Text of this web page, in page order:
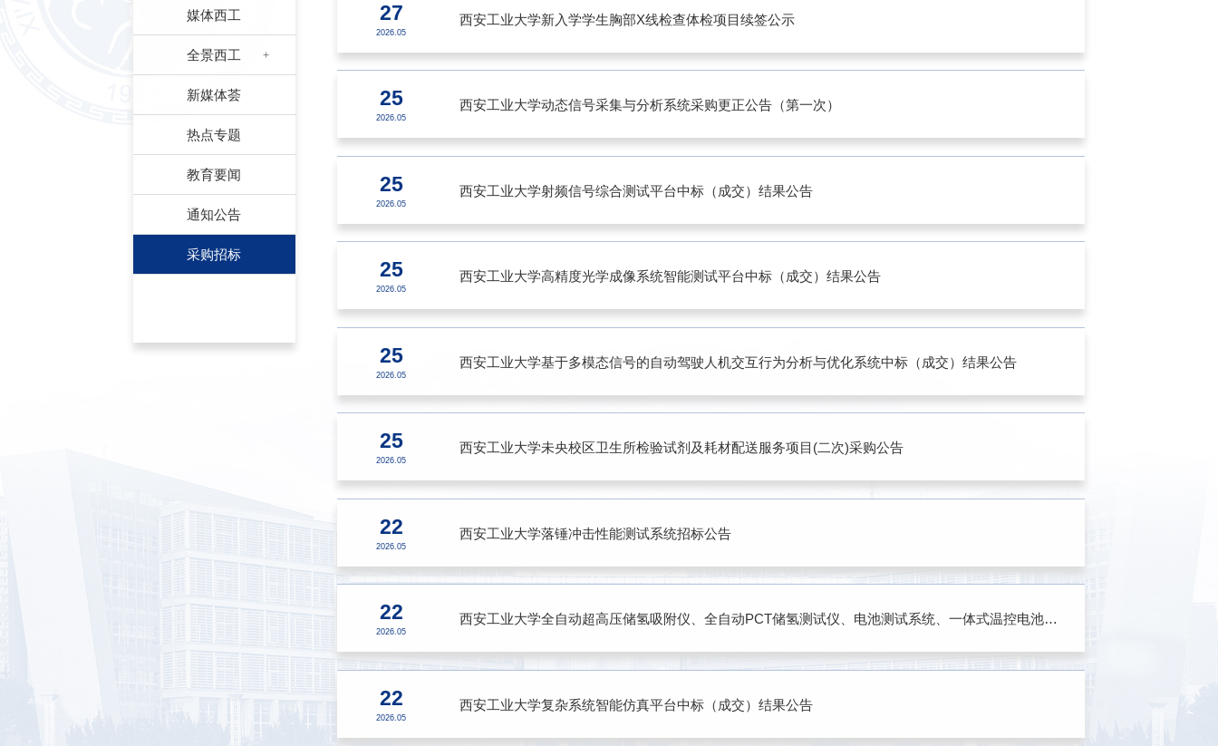
媒体西工
全景西工
新媒体荟
热点专题
教育要闻
通知公告
采购招标
西安工业大学新入学学生胸部X线检查体检项目续签公示
27
2026.05
西安工业大学动态信号采集与分析系统采购更正公告（第一次）
25
2026.05
西安工业大学射频信号综合测试平台中标（成交）结果公告
25
2026.05
西安工业大学高精度光学成像系统智能测试平台中标（成交）结果公告
25
2026.05
西安工业大学基于多模态信号的自动驾驶人机交互行为分析与优化系统中标（成交）结果公告
25
2026.05
西安工业大学未央校区卫生所检验试剂及耗材配送服务项目(二次)采购公告
25
2026.05
西安工业大学落锤冲击性能测试系统招标公告
22
2026.05
西安工业大学全自动超高压储氢吸附仪、全自动PCT储氢测试仪、电池测试系统、一体式温控电池测试系统中标（成交）结果公告
22
2026.05
西安工业大学复杂系统智能仿真平台中标（成交）结果公告
22
2026.05